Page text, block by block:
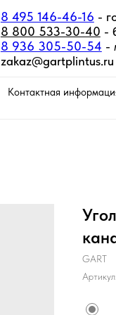
8 495 146-46-16 -
8 800 533-30-40 -
8 936 305-50-54 -
Контактная
GART
Артикул: